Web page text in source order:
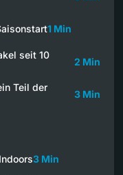
1 Min
seit 10
2 Min
Teil der
3 Min
3 Min